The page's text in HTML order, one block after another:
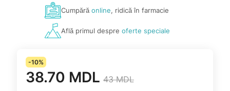
Cumpărăonline, ridică în farmacie
Află primul despre oferte speciale
-10%
38.70 MDL 43 MDL